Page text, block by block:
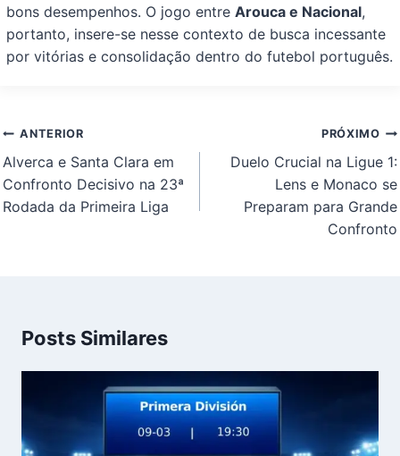
bons desempenhos. O jogo entreArouca e Nacional,
portanto, insere-se nesse contexto de busca incessante
por vitórias e consolidação dentro do futebol português.
Navegação
de
Post
ANTERIOR
Alverca e Santa Clara em
Confronto Decisivo na 23ª
Rodada da Primeira Liga
PRÓXIMO
Duelo Crucial na Ligue 1:
Lens e Monaco se
Preparam para Grande
Confronto
Posts Similares